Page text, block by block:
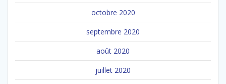
octobre 2020
septembre 2020
août 2020
juillet 2020